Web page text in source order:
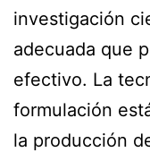
investigación
adecuada que
efectivo. La
formulación
la producción